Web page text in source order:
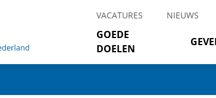
VACATURES NIEUWS
GOEDE
DOELEN